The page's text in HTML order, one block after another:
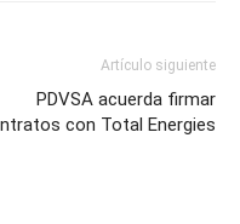
Artículo siguiente
PDVSA acuerda firmar
con Total Energies